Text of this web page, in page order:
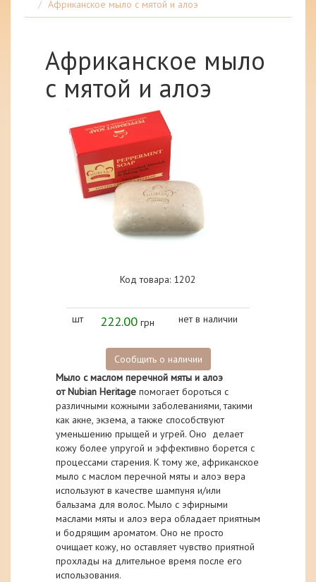
Африканское мыло с мятой и алоэ
Африканское мыло
с мятой и алоэ
Код товара: 1202
шт 222.00 грн нет в наличии
Сообщить о наличии
Мыло с маслом перечной мяты и алоэ
от Nubian Heritage помогает бороться с
различными кожными заболеваниями, такими
как акне, экзема, а также способствуют
уменьшению прыщей и угрей. Оно делает
кожу более упругой и эффективно борется с
процессами старения. К тому же, африканское
мыло с маслом перечной мяты и алоэ вера
используют в качестве шампуня и/или
бальзама для волос. Мыло с эфирными
маслами мяты и алоэ вера обладает приятным
и бодрящим ароматом. Оно не просто
очищает кожу, но оставляет чувство приятной
прохлады на длительное время после его
использования.